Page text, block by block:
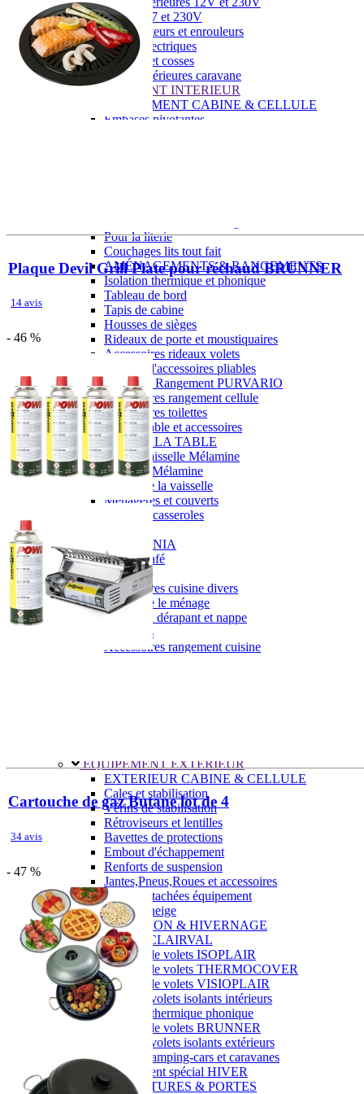
Prises P17 et 230V
Prolongateurs et enrouleurs
Câbles électriques
Fusibles et cosses
Prises extérieures caravane
EQUIPEMENT INTERIEUR
EQUIPEMENT CABINE & CELLULE
Embases pivotantes
Pour la literie
Couchages lits tout fait
AMÉNAGEMENTS & RANGEMENTS
Isolation thermique et phonique
Tableau de bord
Tapis de cabine
Housses de sièges
Rideaux de porte et moustiquaires
Accessoires rideaux volets
Gamme d'accessoires pliables
Solutions Rangement PURVARIO
Accessoires rangement cellule
Accessoires toilettes
Pied de table et accessoires
ART DE LA TABLE
Lot de Vaisselle Mélamine
Vaisselle Mélamine
Pour faire la vaisselle
Ménagères et couverts
Poêles et casseroles
Four OMNIA
Thé ou café
Verres
Accessoires cuisine divers
Pour faire le ménage
Tapis anti dérapant et nappe
Poubelles
Accessoires rangement cuisine
EQUIPEMENT EXTERIEUR
EXTERIEUR CABINE & CELLULE
Cales et stabilisation
Vérins de stabilisation
Rétroviseurs et lentilles
Bavettes de protections
Embout d'échappement
Renforts de suspension
Jantes,Pneus,Roues et accessoires
Pièces détachées équipement
Chaînes neige
ISOLATION & HIVERNAGE
Gamme CLAIRVAL
Gamme de volets ISOPLAIR
Gamme de volets THERMOCOVER
Gamme de volets VISIOPLAIR
Rideaux volets isolants intérieurs
Isolation thermique phonique
Gamme de volets BRUNNER
Rideaux volets isolants extérieurs
Housse camping-cars et caravanes
Equipement spécial HIVER
OUVERTURES & PORTES
Plaque Devil Grill Plate pour réchaud BRUNNER
14 avis
- 46 %
Cartouche de gaz Butane lot de 4
34 avis
- 47 %